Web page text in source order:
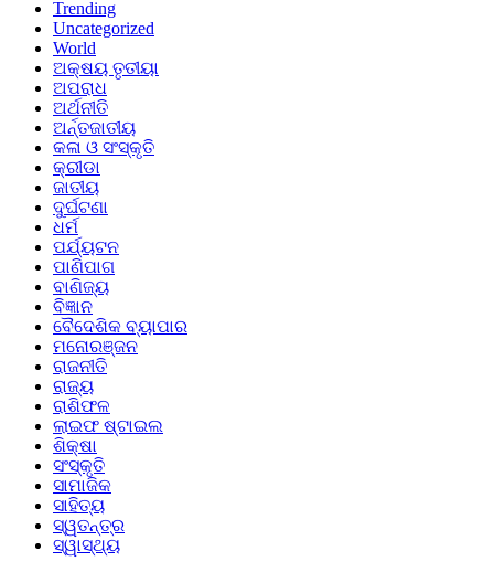
Trending
Uncategorized
World
ଅକ୍ଷୟ ତୃତୀୟା
ଅପରାଧ
ଅର୍ଥନୀତି
ଅର୍ନ୍ତଜାତୀୟ
କଳା ଓ ସଂସ୍କୃତି
କ୍ରୀଡା
ଜାତୀୟ
ଦୁର୍ଘଟଣା
ଧର୍ମ
ପର୍ଯ୍ୟଟନ
ପାଣିପାଗ
ବାଣିଜ୍ୟ
ବିଜ୍ଞାନ
ବୈଦେଶିକ ବ୍ୟାପାର
ମନୋରଞ୍ଜନ
ରାଜନୀତି
ରାଜ୍ୟ
ରାଶିଫଳ
ଲାଇଫ ଷ୍ଟାଇଲ
ଶିକ୍ଷା
ସଂସ୍କୃତି
ସାମାଜିକ
ସାହିତ୍ୟ
ସ୍ୱତନ୍ତ୍ର
ସ୍ୱାସ୍ଥ୍ୟ